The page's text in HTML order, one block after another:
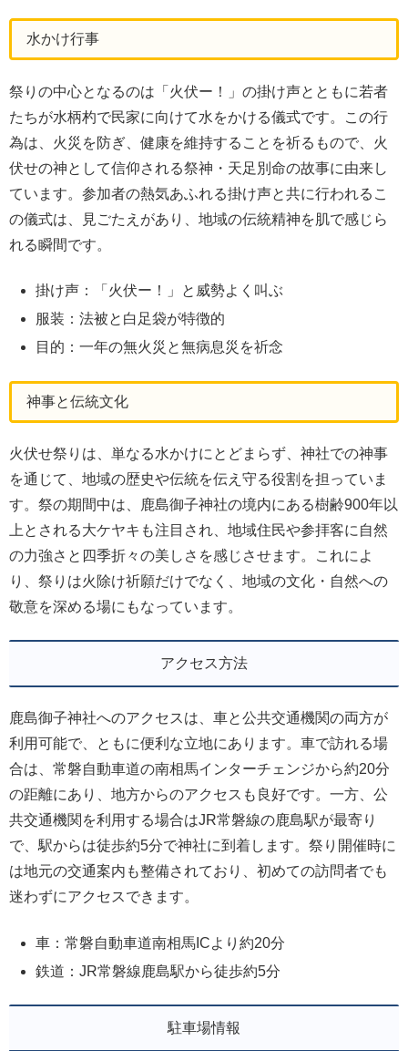
水かけ行事
祭りの中心となるのは「火伏ー！」の掛け声とともに若者
たちが水柄杓で民家に向けて水をかける儀式です。この行
為は、火災を防ぎ、健康を維持することを祈るもので、火
伏せの神として信仰される祭神・天足別命の故事に由来し
ています。参加者の熱気あふれる掛け声と共に行われるこ
の儀式は、見ごたえがあり、地域の伝統精神を肌で感じら
れる瞬間です。
掛け声：「火伏ー！」と威勢よく叫ぶ
服装：法被と白足袋が特徴的
目的：一年の無火災と無病息災を祈念
神事と伝統文化
火伏せ祭りは、単なる水かけにとどまらず、神社での神事
を通じて、地域の歴史や伝統を伝え守る役割を担っていま
す。祭の期間中は、鹿島御子神社の境内にある樹齢900年以
上とされる大ケヤキも注目され、地域住民や参拝客に自然
の力強さと四季折々の美しさを感じさせます。これによ
り、祭りは火除け祈願だけでなく、地域の文化・自然への
敬意を深める場にもなっています。
アクセス方法
鹿島御子神社へのアクセスは、車と公共交通機関の両方が
利用可能で、ともに便利な立地にあります。車で訪れる場
合は、常磐自動車道の南相馬インターチェンジから約20分
の距離にあり、地方からのアクセスも良好です。一方、公
共交通機関を利用する場合はJR常磐線の鹿島駅が最寄り
で、駅からは徒歩約5分で神社に到着します。祭り開催時に
は地元の交通案内も整備されており、初めての訪問者でも
迷わずにアクセスできます。
車：常磐自動車道南相馬ICより約20分
鉄道：JR常磐線鹿島駅から徒歩約5分
駐車場情報